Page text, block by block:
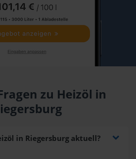
zu Heizöl in
in Riegersburg aktuell?